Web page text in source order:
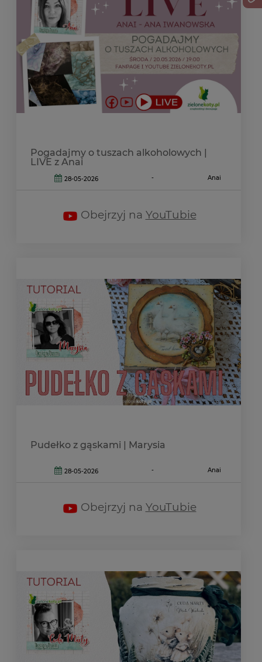
Pogadajmy o tuszach alkoholowych |
LIVE z Anai
28-05-2026 - Anai
Obejrzyj na YouTubie
Pudełko z gąskami | Marysia
28-05-2026 - Anai
Obejrzyj na YouTubie